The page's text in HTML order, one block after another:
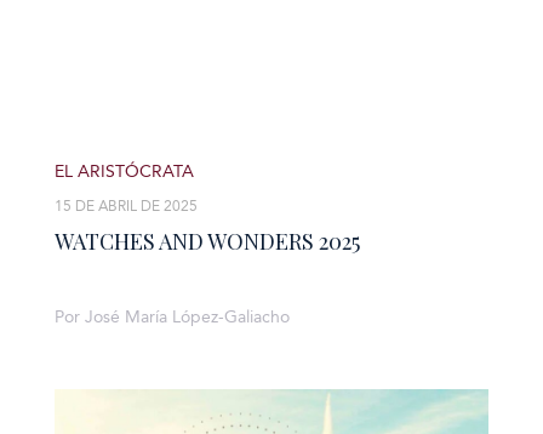
WATCHES AND WONDERS 2025
15 DE ABRIL DE 2025
EL ARISTÓCRATA
Por José María López-Galiacho